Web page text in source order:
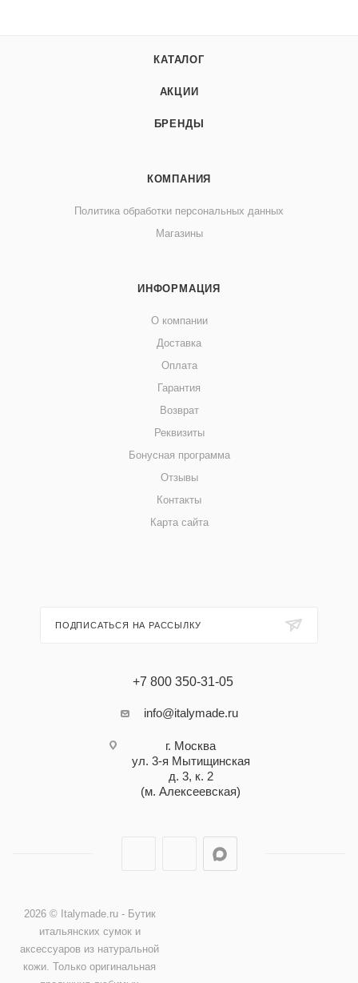
КАТАЛОГ
АКЦИИ
БРЕНДЫ
КОМПАНИЯ
Политика обработки персональных данных
Магазины
ИНФОРМАЦИЯ
О компании
Доставка
Оплата
Гарантия
Возврат
Реквизиты
Бонусная программа
Отзывы
Контакты
Карта сайта
ПОДПИСАТЬСЯ НА РАССЫЛКУ
+7 800 350-31-05
info@italymade.ru
г. Москва
ул. 3-я Мытищинская
д. 3, к. 2
(м. Алексеевская)
2026 © Italymade.ru - Бутик
итальянских сумок и
аксессуаров из натуральной
кожи. Только оригинальная